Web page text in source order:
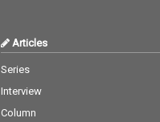
Articles
Series
Interview
Column